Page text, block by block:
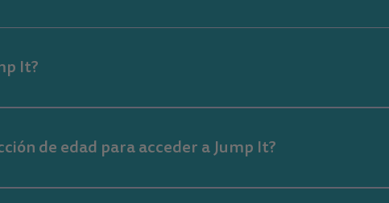
It?
de trampolines donde puedes disfrutar de diferentes
de edad para acceder a Jump It?
acceder adultos y niños desde 1 año. Los niños pequeños